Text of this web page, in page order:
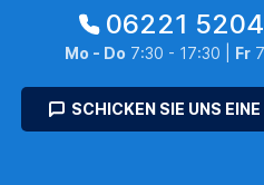
06221
Mo - Do 7:30 - 17:30 | Fr
SCHICKEN SIE UNS